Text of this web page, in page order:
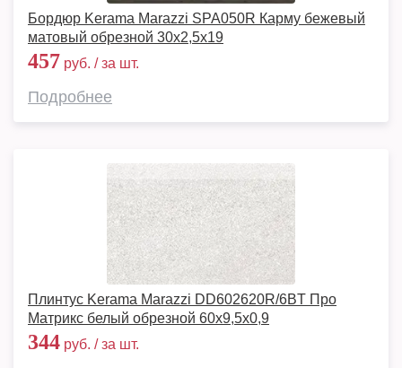
Бордюр Kerama Marazzi SPA050R Карму бежевый
матовый обрезной 30x2,5x19
457 руб. / за шт.
Подробнее
Плинтус Kerama Marazzi DD602620R/6BT Про
Матрикс белый обрезной 60x9,5x0,9
344 руб. / за шт.